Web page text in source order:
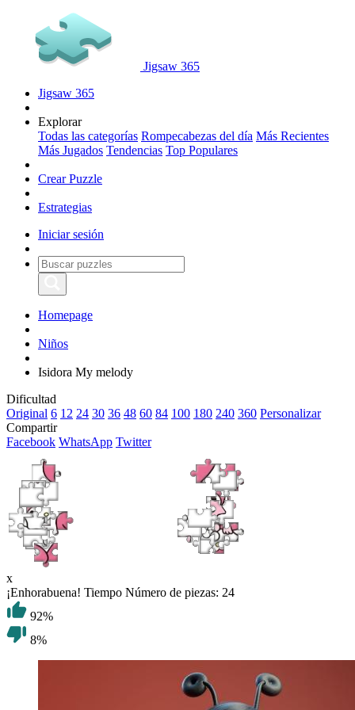
Jigsaw 365
Jigsaw 365
Explorar
Todas las categorías Rompecabezas del día Más Recientes
Más Jugados Tendencias Top Populares
Crear Puzzle
Estrategias
Iniciar sesión
Homepage
Niños
Isidora My melody
Dificultad
Original 6 12 24 30 36 48 60 84 100 180 240 360 Personalizar
Compartir
Facebook WhatsApp Twitter
x
¡Enhorabuena! Tiempo Número de piezas: 24
92%
8%